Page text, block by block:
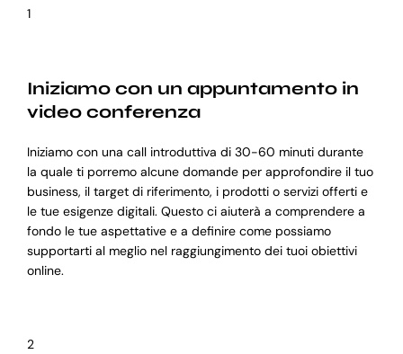
1
Iniziamo con un appuntamento in
video conferenza
Iniziamo con una call introduttiva di 30-60 minuti durante
la quale ti porremo alcune domande per approfondire il tuo
business, il target di riferimento, i prodotti o servizi offerti e
le tue esigenze digitali. Questo ci aiuterà a comprendere a
fondo le tue aspettative e a definire come possiamo
supportarti al meglio nel raggiungimento dei tuoi obiettivi
online.
2